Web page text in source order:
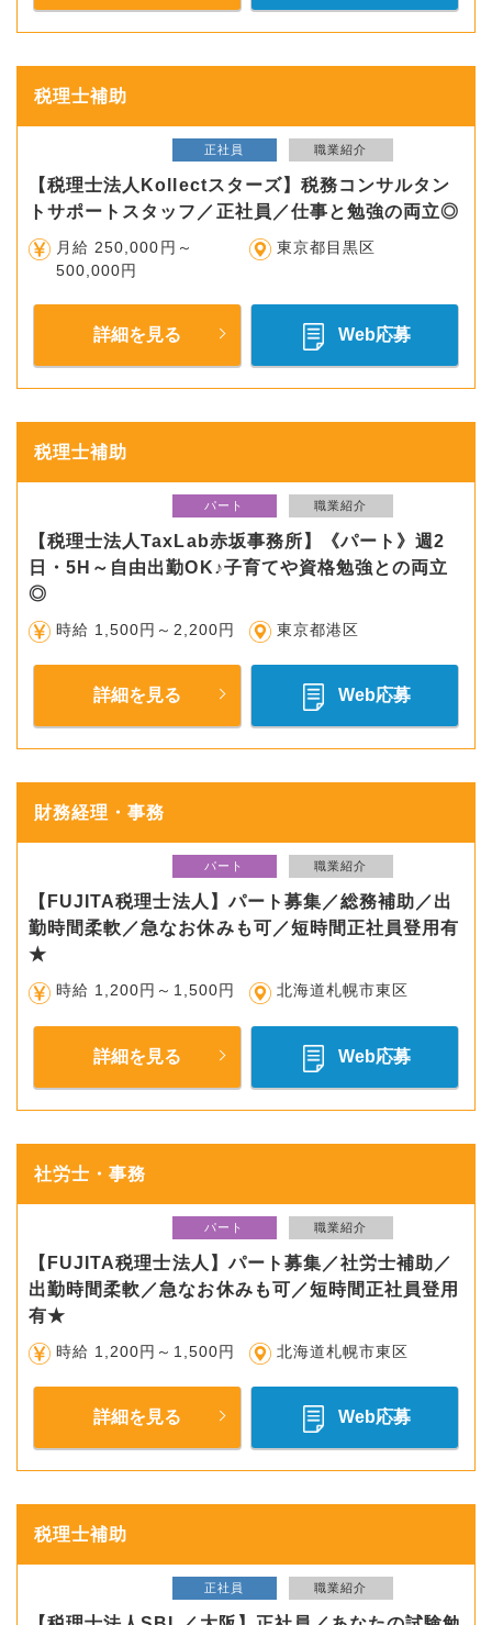
税理士補助
正社員 職業紹介
【税理士法人Kollectスターズ】税務コンサルタン
トサポートスタッフ／正社員／仕事と勉強の両立◎
月給 250,000円～
500,000円
東京都目黒区
詳細を見る Web応募
税理士補助
パート 職業紹介
【税理士法人TaxLab赤坂事務所】《パート》週2
日・5H～自由出勤OK♪子育てや資格勉強との両立
◎
時給 1,500円～2,200円 東京都港区
詳細を見る Web応募
財務経理・事務
パート 職業紹介
【FUJITA税理士法人】パート募集／総務補助／出
勤時間柔軟／急なお休みも可／短時間正社員登用有
★
時給 1,200円～1,500円 北海道札幌市東区
詳細を見る Web応募
社労士・事務
パート 職業紹介
【FUJITA税理士法人】パート募集／社労士補助／
出勤時間柔軟／急なお休みも可／短時間正社員登用
有★
時給 1,200円～1,500円 北海道札幌市東区
詳細を見る Web応募
税理士補助
正社員 職業紹介